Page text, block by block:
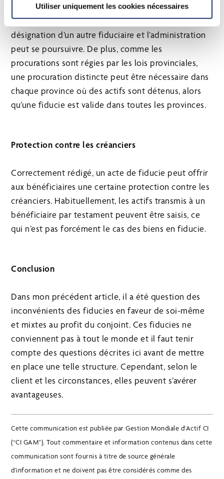
Utiliser uniquement les cookies nécessaires
importantes pour le constituant. Si le constituant
devient incompétent, l’acte peut prévoir la
désignation d’un autre fiduciaire et l’administration
peut se poursuivre. De plus, comme les
procurations sont régies par les lois provinciales,
une procuration distincte peut être nécessaire dans
chaque province où des actifs sont détenus, alors
qu’une fiducie est valide dans toutes les provinces.
Protection contre les créanciers
Correctement rédigé, un acte de fiducie peut offrir
aux bénéficiaires une certaine protection contre les
créanciers. Habituellement, les actifs transmis à un
bénéficiaire par testament peuvent être saisis, ce
qui n’est pas forcément le cas des biens en fiducie.
Conclusion
Dans mon précédent article, il a été question des
inconvénients des fiducies en faveur de soi-même
et mixtes au profit du conjoint. Ces fiducies ne
conviennent pas à tout le monde et il faut tenir
compte des questions décrites ici avant de mettre
en place une telle structure. Cependant, selon le
client et les circonstances, elles peuvent s’avérer
avantageuses.
Cette communication est publiée par Gestion Mondiale d'Actif CI
(“CI GAM”). Tout commentaire et information contenus dans cette
communication sont fournis à titre de source générale
d'information et ne doivent pas être considérés comme des